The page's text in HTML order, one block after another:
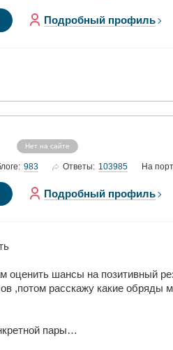
Подробный профиль
Нет на сайте
983 Ответы: 103985 На
Подробный профиль
оценить шансы на позитивный
,потом расскажу какие
пары…